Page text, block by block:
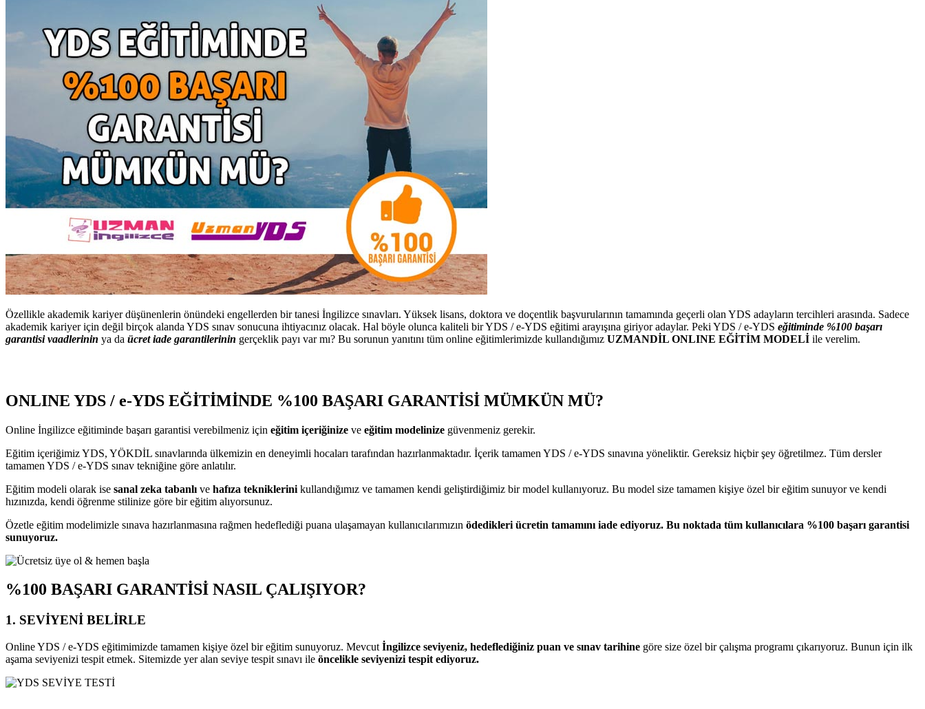
Özellikle akademik kariyer düşünenlerin önündeki engellerden bir tanesi İngilizce sınavları. Yüksek lisans, doktora ve doçentlik başvurularının tamamında geçerli olan YDS adayların tercihleri arasında. Sadece
akademik kariyer için değil birçok alanda YDS sınav sonucuna ihtiyacınız olacak. Hal böyle olunca kaliteli bir YDS / e-YDS eğitimi arayışına giriyor adaylar. Peki YDS / e-YDS eğitiminde %100 başarı
garantisi vaadlerinin ya da ücret iade garantilerinin gerçeklik payı var mı? Bu sorunun yanıtını tüm online eğitimlerimizde kullandığımız UZMANDİL ONLINE EĞİTİM MODELİ ile verelim.
ONLINE YDS / e-YDS EĞİTİMİNDE %100 BAŞARI GARANTİSİ MÜMKÜN MÜ?
Online İngilizce eğitiminde başarı garantisi verebilmeniz için eğitim içeriğinize ve eğitim modelinize güvenmeniz gerekir.
Eğitim içeriğimiz YDS, YÖKDİL sınavlarında ülkemizin en deneyimli hocaları tarafından hazırlanmaktadır. İçerik tamamen YDS / e-YDS sınavına yöneliktir. Gereksiz hiçbir şey öğretilmez. Tüm dersler
tamamen YDS / e-YDS sınav tekniğine göre anlatılır.
Eğitim modeli olarak ise sanal zeka tabanlı ve hafıza tekniklerini kullandığımız ve tamamen kendi geliştirdiğimiz bir model kullanıyoruz. Bu model size tamamen kişiye özel bir eğitim sunuyor ve kendi
hızınızda, kendi öğrenme stilinize göre bir eğitim alıyorsunuz.
Özetle eğitim modelimizle sınava hazırlanmasına rağmen hedeflediği puana ulaşamayan kullanıcılarımızın ödedikleri ücretin tamamını iade ediyoruz. Bu noktada tüm kullanıcılara %100 başarı garantisi
sunuyoruz.
%100 BAŞARI GARANTİSİ NASIL ÇALIŞIYOR?
1. SEVİYENİ BELİRLE
Online YDS / e-YDS eğitimimizde tamamen kişiye özel bir eğitim sunuyoruz. Mevcut İngilizce seviyeniz, hedeflediğiniz puan ve sınav tarihine göre size özel bir çalışma programı çıkarıyoruz. Bunun için ilk
aşama seviyenizi tespit etmek. Sitemizde yer alan seviye tespit sınavı ile öncelikle seviyenizi tespit ediyoruz.